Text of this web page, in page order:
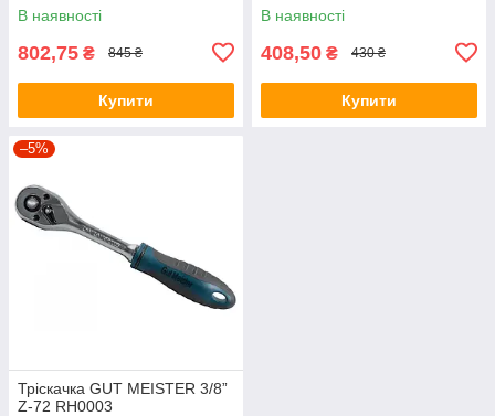
В наявності
802,75 ₴ 845 ₴
Купити
В наявності
408,50 ₴ 430 ₴
Купити
–5%
Тріскачка GUT MEISTER 3/8”
Z-72 RH0003